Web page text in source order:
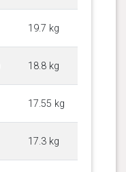
19.7 kg
18.8 kg
17.55 kg
17.3 kg